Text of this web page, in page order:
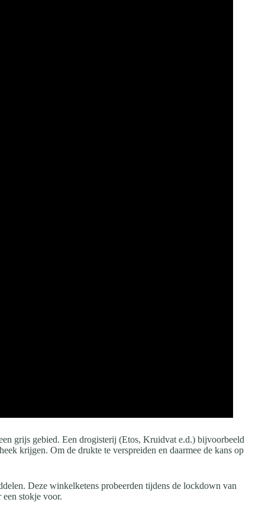
grijs gebied. Een drogisterij (Etos, Kruidvat e.d.) bijvoorbeeld
krijgen. Om de drukte te verspreiden en daarmee de kans op
Deze winkelketens probeerden tijdens de lockdown van
stokje voor.